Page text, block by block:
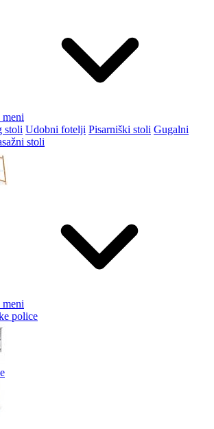
stoli Udobni fotelji Pisarniški stoli Gugalni
stoli
police